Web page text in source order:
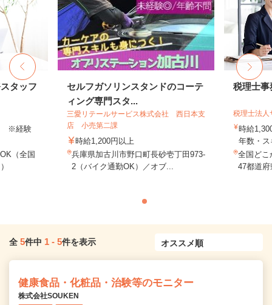
タッフ
※経験
（全国
セルフガソリンスタンドのコーテ
ィング専門スタ...
三愛リテールサービス株式会社 西日本支
店 小売第二課
時給1,200円以上
兵庫県加古川市野口町長砂壱丁田973-
2（バイク通勤OK）／オブ...
税理士事
税理士法人
時給
年数・
全国どこ
47都道
全 5件中 1 - 5件を表示
健康食品・化粧品・治験等のモニター
株式会社SOUKEN